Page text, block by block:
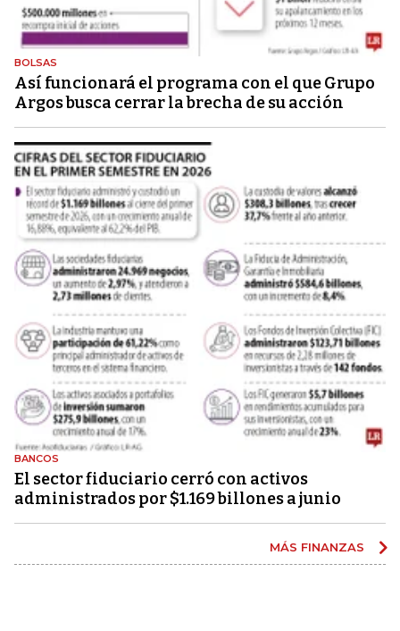
BOLSAS
Así funcionará el programa con el que Grupo
Argos busca cerrar la brecha de su acción
BANCOS
El sector fiduciario cerró con activos
administrados por $1.169 billones a junio
MÁS FINANZAS